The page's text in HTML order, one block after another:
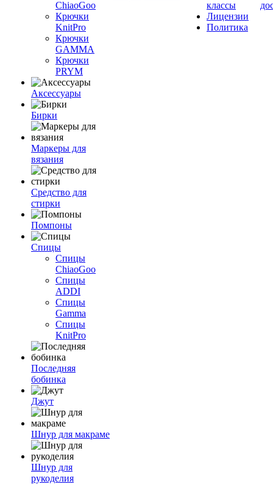
ChiaoGoo
Крючки
KnitPro
Крючки
GAMMA
Крючки
PRYM
Аксессуары
Бирки
Маркеры для
вязания
Средство для
стирки
Помпоны
Спицы
Спицы
ChiaoGoo
Спицы
ADDI
Спицы
Gamma
Спицы
KnitPro
Последняя
бобинка
Джут
Шнур для макраме
Шнур для
рукоделия
классы
Лицензии
Политика